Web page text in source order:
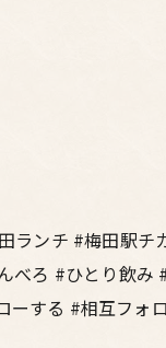
ランチ #梅田駅チ
べろ #ひとり飲み
ーする #相互フォ